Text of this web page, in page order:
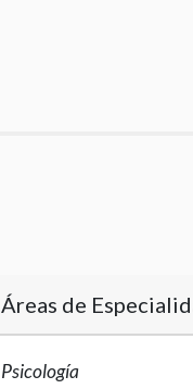
Áreas de
Psicología